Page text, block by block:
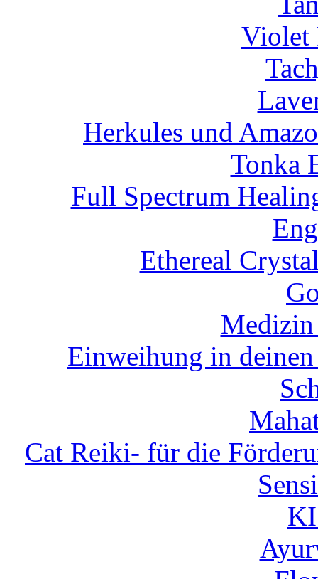
Violet
Herkules und
Tonka
Full Spectrum
Ethereal
Einweihung in
Cat Reiki- für die